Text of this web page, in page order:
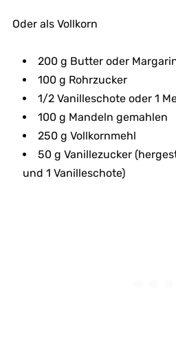
Oder als Vollkorn
200 g Butter oder
100 g Rohrzucker
1/2 Vanilleschote oder 1
100 g Mandeln gemahlen
250 g Vollkornmehl
50 g Vanillezucker
und 1 Vanilleschote)